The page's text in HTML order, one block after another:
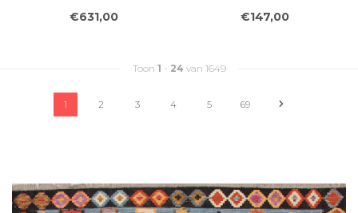
Afghaanse traditionele
Kilim Vloerkleed Wol
€631,00
kelims hand geweven
€147,00
Toon 1 - 24 van 1649
1 2 3 4 5 69